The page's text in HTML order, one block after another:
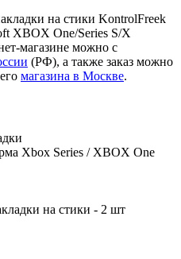
на стики KontrolFreek
XBOX One/Series S/X
магазине можно с
(РФ), а также заказ можно
магазина в Москве.
Xbox Series / XBOX One
на стики - 2 шт